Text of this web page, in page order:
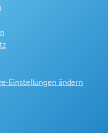
Einstellungen ändern